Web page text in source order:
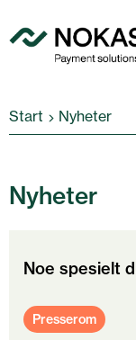
Start Nyheter
Nyheter
Noe spesielt
Presserom